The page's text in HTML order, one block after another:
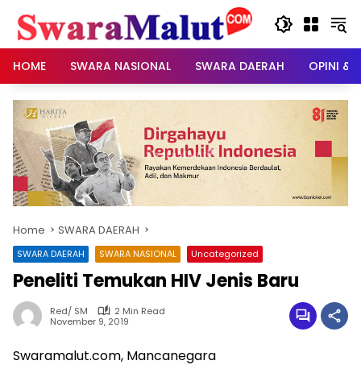
content
HOME
SWARA NASIONAL SWARA DAERAH OPINI &
Home SWARA DAERAH
SWARA DAERAH SWARA NASIONAL Uncategorized
Peneliti Temukan HIV Jenis Baru
Red/ SM
2 Min Read
November 9, 2019
Swaramalut.com, Mancanegara